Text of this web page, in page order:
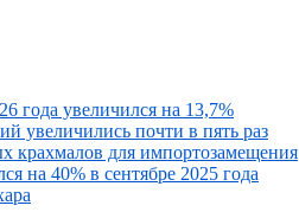
года увеличился на 13,7%
увеличились почти в пять раз
крахмалов для импортозамещения
на 40% в сентябре 2025 года